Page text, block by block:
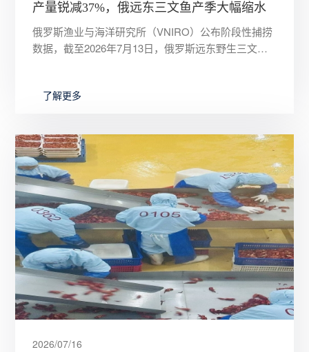
产量锐减37%，俄远东三文鱼产季大幅缩水
俄罗斯渔业与海洋研究所（VNIRO）公布阶段性捕捞
数据，截至2026年7月13日，俄罗斯远东野生三文鱼
了解更多
2026/07/16